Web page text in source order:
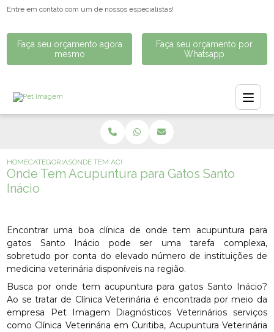
Entre em contato com um de nossos especialistas!
Faça seu orçamento agora
mesmo
Faça seu orçamento por
Whatsapp
HOMECATEGORIASONDE TEM ACUPUNTURA PARA GATOS SANTO INÁCIO
Onde Tem Acupuntura para Gatos Santo
Inácio
Encontrar uma boa clínica de onde tem acupuntura para
gatos Santo Inácio pode ser uma tarefa complexa,
sobretudo por conta do elevado número de instituições de
medicina veterinária disponíveis na região.
Busca por onde tem acupuntura para gatos Santo Inácio?
Ao se tratar de Clínica Veterinária é encontrada por meio da
empresa Pet Imagem Diagnósticos Veterinários serviços
como Clínica Veterinária em Curitiba, Acupuntura Veterinária